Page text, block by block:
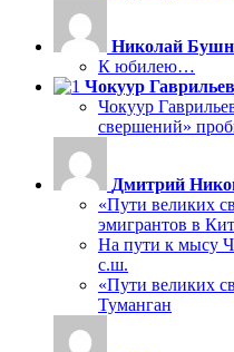
Николай
К юбилею…
Чокуур Гаврильев
Чокуур
свершений»
Дмитрий
«Пути великих
эмигрантов в
На пути к мысу
с.ш.
«Пути великих
Туманган